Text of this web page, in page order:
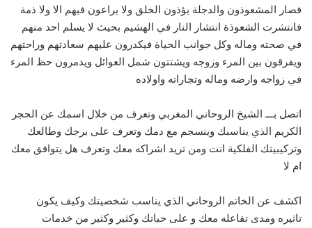
فصار المشعوذون والدجلة يؤذون الخلق ولا يراعون فيهم الا ولا ذمة
فانتشرت الشعوذة انتشار النار في الهشيم بحيث لا يسلم احد منهم
في صحته وماله وكل جوانب الحياة فيكدرون عليهم سعادتهم وراحتهم
ويفرقون بين المرء وزوجه ويشتتون شمل العوائل ويدمرون حظ المرء
في زواجه وارضه وماله وتجاراته واولاده
اتصل بـــ الشيخ الروحاني المغربي وتعرف من خلال اسمك عن الحجر
الكريم الذي يناسبك وينسجم مع دمك وتعرف على برجك وطالعك
وتركيبيتك الفلكية انت ومن تريد اشراكه معك وتعرف هل يتوافق معك
ام لا
اكشف عن الخاتم الروحاني الذي يناسب شخصيتك وكيف يكون
تاثيره ومدى تفاعله معك و على حياتك وكثير وكثير من خدمات